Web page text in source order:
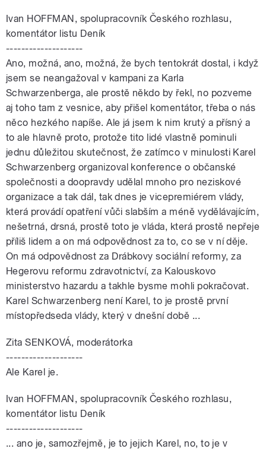
Ivan HOFFMAN, spolupracovník Českého rozhlasu,
komentátor listu Deník
--------------------
Ano, možná, ano, možná, že bych tentokrát dostal, i když
jsem se neangažoval v kampani za Karla
Schwarzenberga, ale prostě někdo by řekl, no pozveme
aj toho tam z vesnice, aby přišel komentátor, třeba o nás
něco hezkého napíše. Ale já jsem k nim krutý a přísný a
to ale hlavně proto, protože tito lidé vlastně pominuli
jednu důležitou skutečnost, že zatímco v minulosti Karel
Schwarzenberg organizoval konference o občanské
společnosti a doopravdy udělal mnoho pro neziskové
organizace a tak dál, tak dnes je vicepremiérem vlády,
která provádí opatření vůči slabším a méně vydělávajícím,
nešetrná, drsná, prostě toto je vláda, která prostě nepřeje
příliš lidem a on má odpovědnost za to, co se v ní děje.
On má odpovědnost za Drábkovy sociální reformy, za
Hegerovu reformu zdravotnictví, za Kalouskovo
ministerstvo hazardu a takhle bysme mohli pokračovat.
Karel Schwarzenberg není Karel, to je prostě první
místopředseda vlády, který v dnešní době ...
Zita SENKOVÁ, moderátorka
--------------------
Ale Karel je.
Ivan HOFFMAN, spolupracovník Českého rozhlasu,
komentátor listu Deník
--------------------
... ano je, samozřejmě, je to jejich Karel, no, to je v